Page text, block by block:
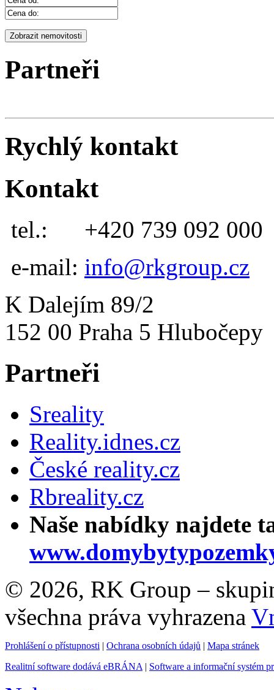
Partneři
Rychlý kontakt
Kontakt
tel.: +420 739 092 000
e-mail: info@rkgroup.cz
K Dalejím 89/2
152 00 Praha 5 Hlubočepy
Partneři
Sreality
Reality.idnes.cz
České reality.cz
Rbreality.cz
Naše nabídky najdete
© 2026, RK Group –
všechna práva vyhrazena
Prohlášení o přístupnosti | Ochrana osobních údajů | Mapa stránek
Realitní software dodává eBRÁNA | Software a informační systém